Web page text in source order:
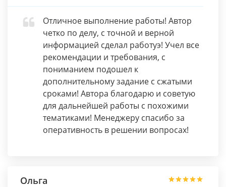
Отличное выполнение работы! Автор
четко по делу, с точной и верной
информацией сделал работуэ! Учел все
рекомендации и требования, с
пониманием подошел к
дополнительному задание с сжатыми
сроками! Автора благодарю и советую
для дальнейшей работы с похожими
тематиками! Менеджеру спасибо за
оперативность в решении вопросах!
Ольга